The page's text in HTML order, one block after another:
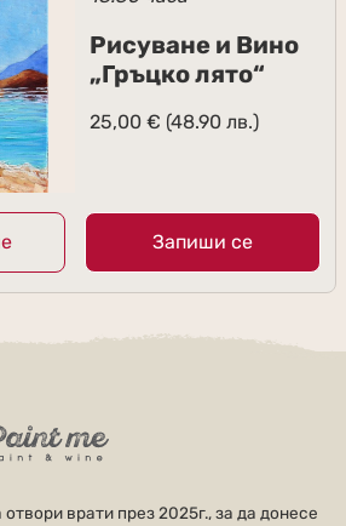
Рисуване и Вино
„Гръцко лято“
25,00 € (48.90 лв.)
Запиши се
врати през 2025г., за да донесе